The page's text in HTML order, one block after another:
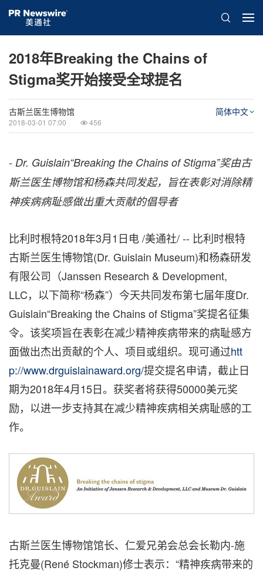
2018年Breaking the Chains of
Stigma奖开始接受全球提名
古斯兰医生博物馆
2018-03-01 07:00 456
简体中文
- Dr. Guislain“Breaking the Chains of Stigma”奖由古
斯兰医生博物馆和杨森共同发起，旨在表彰对消除精
神疾病病耻感做出重大贡献的倡导者
比利时根特2018年3月1日电 /美通社/ -- 比利时根特
古斯兰医生博物馆(Dr. Guislain Museum)和杨森研发
有限公司（Janssen Research & Development,
LLC，以下简称“杨森”）今天共同发布第七届年度Dr.
Guislain“Breaking the Chains of Stigma”奖提名征集
令。该奖项旨在表彰在减少精神疾病带来的病耻感方
面做出杰出贡献的个人、项目或组织。现可通过htt
p://www.drguislainaward.org/提交提名申请，截止日
期为2018年4月15日。获奖者将获得50000美元奖
励，以进一步支持其在减少精神疾病相关病耻感的工
作。
古斯兰医生博物馆馆长、仁爱兄弟会总会长勒内-施
托克曼(René Stockman)修士表示：“精神疾病带来的